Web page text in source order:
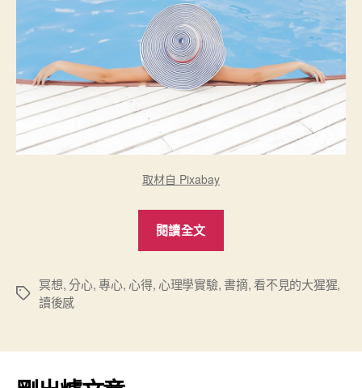
取材自 Pixabay
閱讀全文
想
發
標
冥想,分心,專心, 心得, 心理學實驗, 書摘,看不見的大猩猩,
讀後感